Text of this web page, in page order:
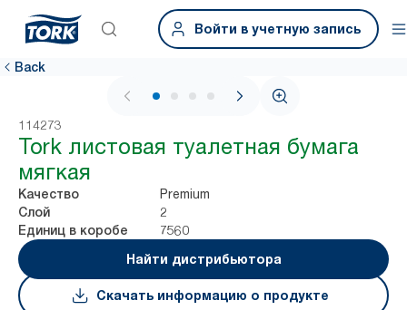
Войти в учетную запись
Back
1 / 4
114273
Tork листовая туалетная бумага
мягкая
Качество Premium
Слой 2
Единиц в коробе
7560
Найти дистрибьютора
Скачать информацию о продукте